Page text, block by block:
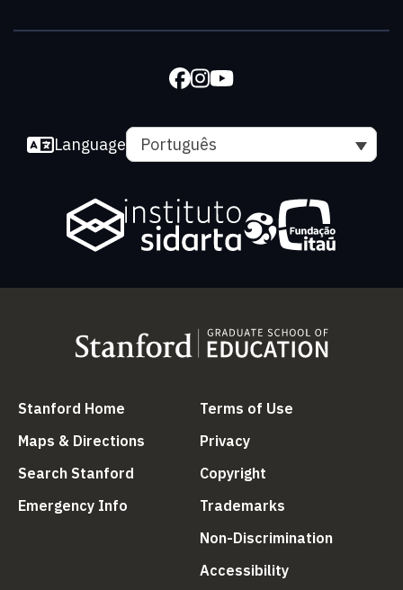
Language Português
Stanford Home (link is external)
Maps & Directions (link is external)
Search Stanford (link is external)
Emergency Info (link is external)
Terms of Use
Privacy(link is external)
Copyright
Trademarks
Non-Discrimination
Accessibility(link is external)